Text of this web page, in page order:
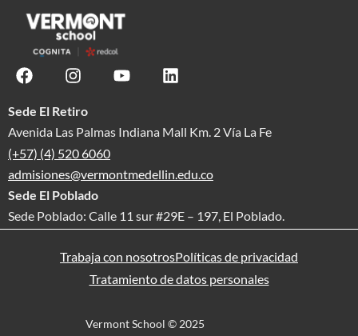
Sede El Retiro
Avenida Las Palmas Indiana Mall Km. 2 Vía La Fe
(+57) (4) 520 6060
admisiones@vermontmedellin.edu.co
Sede El Poblado
Sede Poblado: Calle 11 sur #29E – 197, El Poblado.
Trabaja con nosotrosPolíticas de privacidad
Tratamiento de datos personales
Vermont School © 2025